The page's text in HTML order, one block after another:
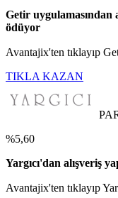
Getir uygulamasından
ödüyor
Avantajix'ten tıklayıp
TIKLA KAZAN
%5,60
Yargıcı'dan alışveriş
Avantajix'ten tıklayıp